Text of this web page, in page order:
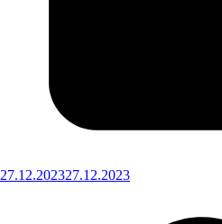
27.12.202327.12.2023